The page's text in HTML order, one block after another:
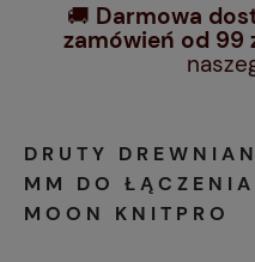
🚚 Darmowa
zamówień od 99
DRUTY
MM DO
MOON KNITPRO